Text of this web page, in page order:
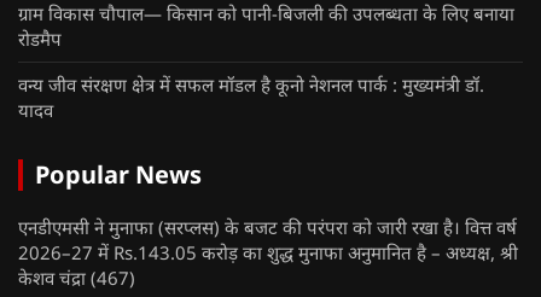
ग्राम विकास चौपाल— किसान को पानी-बिजली की उपलब्धता के लिए बनाया
रोडमैप
वन्य जीव संरक्षण क्षेत्र में सफल मॉडल है कूनो नेशनल पार्क : मुख्यमंत्री डॉ.
यादव
Popular News
एनडीएमसी ने मुनाफा (सरप्लस) के बजट की परंपरा को जारी रखा है। वित्त वर्ष
2026–27 में Rs.143.05 करोड़ का शुद्ध मुनाफा अनुमानित है – अध्यक्ष, श्री
केशव चंद्रा (467)